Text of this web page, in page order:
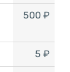
500 ₽
5 ₽